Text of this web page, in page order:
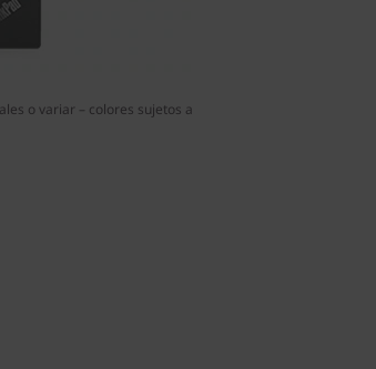
o variar – colores sujetos a